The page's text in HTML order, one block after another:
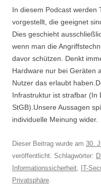
In diesem Podcast werden
vorgestellt, die geeignet
Dies geschieht
wenn man die
davor schützen. Denkt
Hardware nur bei Geräten
Nutzer das erlaubt
Infrastruktur ist strafbar (In
StGB).Unsere Aussagen
individuelle Meinung wider.
Dieser Beitrag wurde am 30.
veröffentlicht. Schlagwörter:
Informationssicherheit, IT-
Privatsphäre.